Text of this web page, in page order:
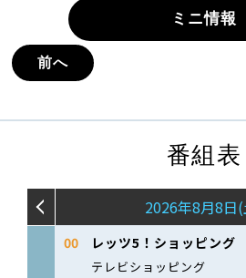
ミニ情報
前へ
番組表